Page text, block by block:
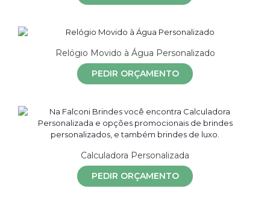
Relógio Movido à Água Personalizado
PEDIR ORÇAMENTO
Calculadora Personalizada
PEDIR ORÇAMENTO